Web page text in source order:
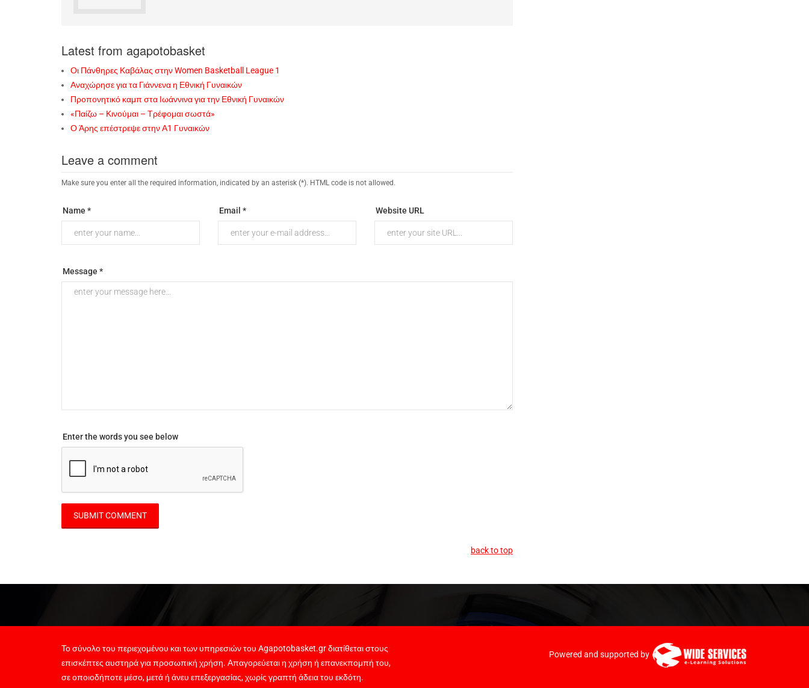
Latest from agapotobasket
Οι Πάνθηρες Καβάλας στην Women Basketball League 1
Αναχώρησε για τα Γιάννενα η Εθνική Γυναικών
Προπονητικό καμπ στα Ιωάννινα για την Εθνική Γυναικών
«Παίζω – Κινούμαι – Τρέφομαι σωστά»
Ο Άρης επέστρεψε στην Α1 Γυναικών
Leave a comment
Make sure you enter all the required information, indicated by an asterisk (*). HTML code is not allowed.
Name * Email * Website URL
Message *
Enter the words you see below
back to top
Το σύνολο του περιεχομένου και των υπηρεσιών του Agapotobasket.gr διατίθεται στους
επισκέπτες αυστηρά για προσωπική χρήση. Απαγορεύεται η χρήση ή επανεκπομπή του,
σε οποιοδήποτε μέσο, μετά ή άνευ επεξεργασίας, χωρίς γραπτή άδεια του εκδότη.
Powered and supported by